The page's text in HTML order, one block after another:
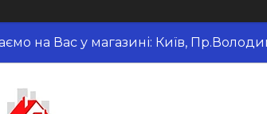
на Вас у магазині: Київ,